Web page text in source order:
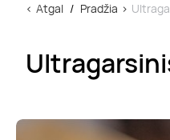
Atgal Pradžia